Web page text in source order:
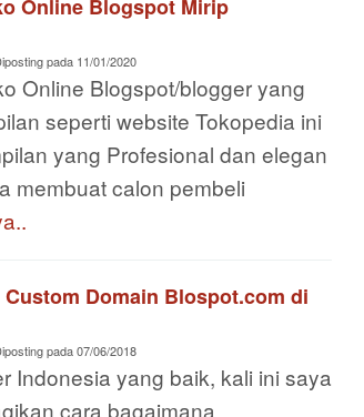
Online Blogspot Mirip
pada 11/01/2020
Online Blogspot/blogger yang
seperti website Tokopedia ini
yang Profesional dan elegan
membuat calon pembeli
Custom Domain Blospot.com di
pada07/06/2018
Indonesia yang baik, kali ini saya
cara bagaimana